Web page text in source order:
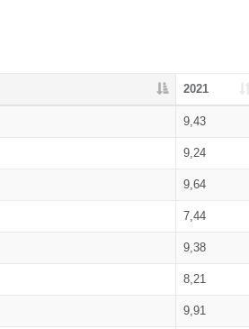
2021
9,43
9,24
9,64
7,44
9,38
8,21
9,91